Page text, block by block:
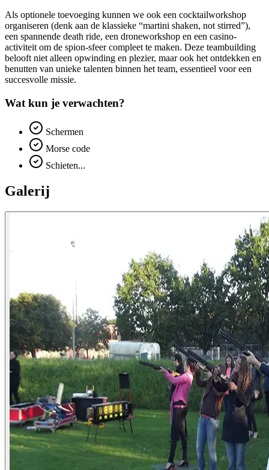
Als optionele toevoeging kunnen we ook een cocktailworkshop
organiseren (denk aan de klassieke “martini shaken, not stirred”),
een spannende death ride, een droneworkshop en een casino-
activiteit om de spion-sfeer compleet te maken. Deze teambuilding
belooft niet alleen opwinding en plezier, maar ook het ontdekken en
benutten van unieke talenten binnen het team, essentieel voor een
succesvolle missie.
Wat kun je verwachten?
Schermen
Morse code
Schieten...
Galerij